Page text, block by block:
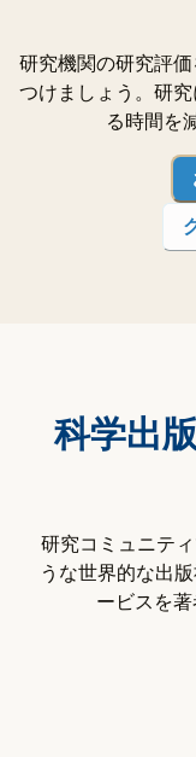
研究機関の研究評
つけましょう。研
る時間を
科学出
研究コミュニテ
うな世界的な出
ービスを